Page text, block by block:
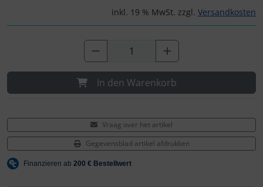
inkl. 19 % MwSt. zzgl. Versandkosten
In den Warenkorb
Vraag over het artikel
Gegevensblad artikel afdrukken
Schakelkabel + remkabel
Voorderailleur
Stengels
Ergon
Faserwerk
Feedback Sports